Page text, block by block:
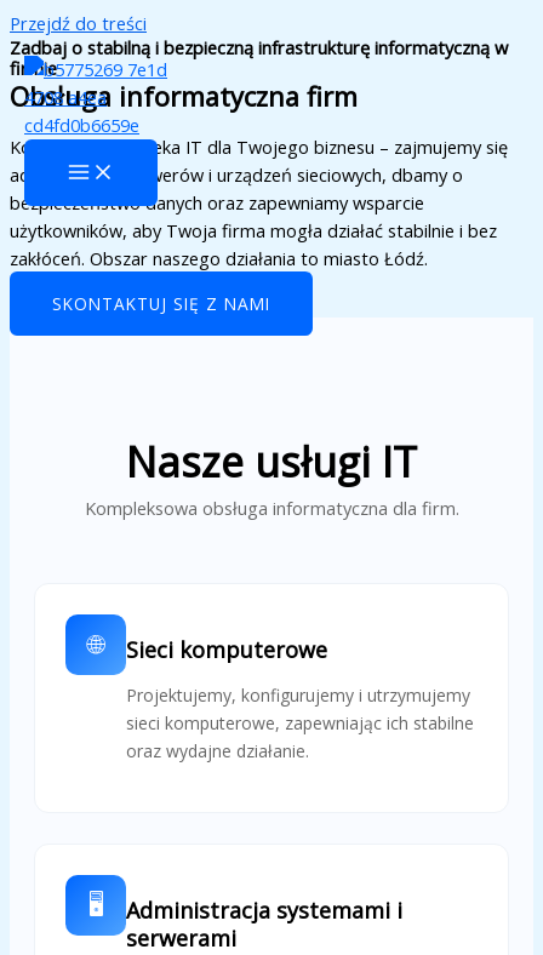
Przejdź do treści
Zadbaj o stabilną i bezpieczną infrastrukturę informatyczną w
firmie
Obsługa informatyczna firm
Kompleksowa opieka IT dla Twojego biznesu – zajmujemy się
administracją serwerów i urządzeń sieciowych, dbamy o
bezpieczeństwo danych oraz zapewniamy wsparcie
użytkowników, aby Twoja firma mogła działać stabilnie i bez
zakłóceń. Obszar naszego działania to miasto Łódź.
SKONTAKTUJ SIĘ Z NAMI
Nasze usługi IT
Kompleksowa obsługa informatyczna dla firm.
🌐 Sieci komputerowe
Projektujemy, konfigurujemy i utrzymujemy
sieci komputerowe, zapewniając ich stabilne
oraz wydajne działanie.
🖥️
Administracja systemami i
serwerami